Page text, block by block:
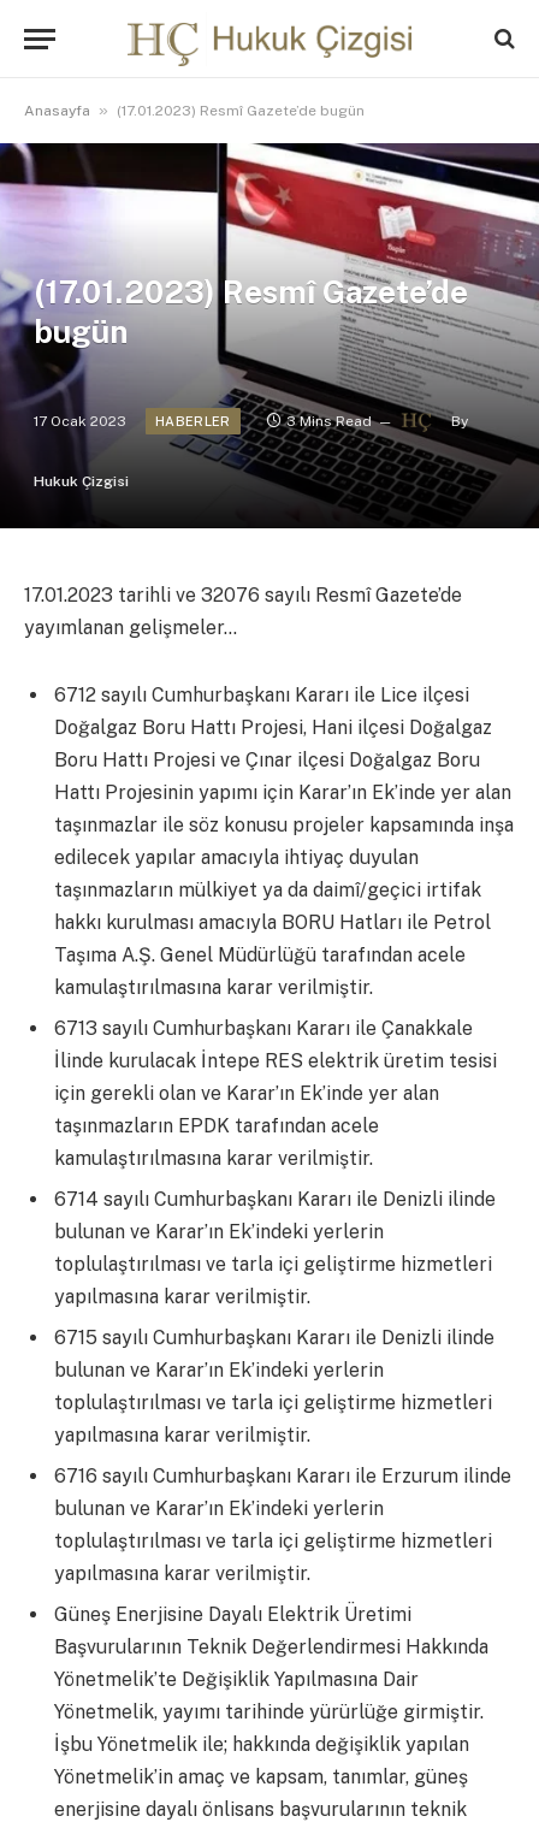
Anasayfa » (17.01.2023) Resmî Gazete’de bugün
(17.01.2023) Resmî Gazete’de
bugün
17 Ocak 2023 HABERLER 3 Mins Read By
Hukuk Çizgisi
17.01.2023 tarihli ve 32076 sayılı Resmî Gazete’de
yayımlanan gelişmeler…
6712 sayılı Cumhurbaşkanı Kararı ile Lice ilçesi
Doğalgaz Boru Hattı Projesi, Hani ilçesi Doğalgaz
Boru Hattı Projesi ve Çınar ilçesi Doğalgaz Boru
Hattı Projesinin yapımı için Karar’ın Ek’inde yer alan
taşınmazlar ile söz konusu projeler kapsamında inşa
edilecek yapılar amacıyla ihtiyaç duyulan
taşınmazların mülkiyet ya da daimî/geçici irtifak
hakkı kurulması amacıyla BORU Hatları ile Petrol
Taşıma A.Ş. Genel Müdürlüğü tarafından acele
kamulaştırılmasına karar verilmiştir.
6713 sayılı Cumhurbaşkanı Kararı ile Çanakkale
İlinde kurulacak İntepe RES elektrik üretim tesisi
için gerekli olan ve Karar’ın Ek’inde yer alan
taşınmazların EPDK tarafından acele
kamulaştırılmasına karar verilmiştir.
6714 sayılı Cumhurbaşkanı Kararı ile Denizli ilinde
bulunan ve Karar’ın Ek’indeki yerlerin
toplulaştırılması ve tarla içi geliştirme hizmetleri
yapılmasına karar verilmiştir.
6715 sayılı Cumhurbaşkanı Kararı ile Denizli ilinde
bulunan ve Karar’ın Ek’indeki yerlerin
toplulaştırılması ve tarla içi geliştirme hizmetleri
yapılmasına karar verilmiştir.
6716 sayılı Cumhurbaşkanı Kararı ile Erzurum ilinde
bulunan ve Karar’ın Ek’indeki yerlerin
toplulaştırılması ve tarla içi geliştirme hizmetleri
yapılmasına karar verilmiştir.
Güneş Enerjisine Dayalı Elektrik Üretimi
Başvurularının Teknik Değerlendirmesi Hakkında
Yönetmelik’te Değişiklik Yapılmasına Dair
Yönetmelik, yayımı tarihinde yürürlüğe girmiştir.
İşbu Yönetmelik ile; hakkında değişiklik yapılan
Yönetmelik’in amaç ve kapsam, tanımlar, güneş
enerjisine dayalı önlisans başvurularının teknik